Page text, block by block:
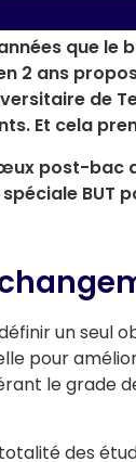
que le
2 ans
de
Et cela
post-bac
BUT
un seul
pour
le grade
des